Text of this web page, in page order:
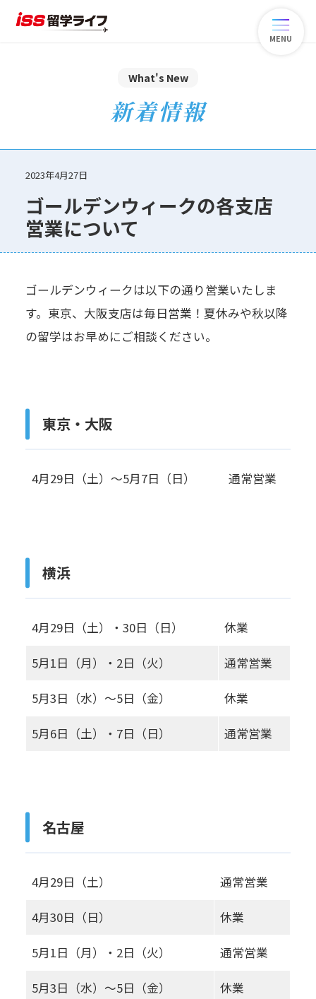
MENU
What's New
新着情報
2023年4月27日
ゴールデンウィークの各支店
営業について
ゴールデンウィークは以下の通り営業いたしま
す。東京、大阪支店は毎日営業！夏休みや秋以降
の留学はお早めにご相談ください。
東京・大阪
4月29日（土）～5月7日（日） 通常営業
横浜
4月29日（土）・30日（日） 休業
5月1日（月）・2日（火） 通常営業
5月3日（水）～5日（金） 休業
5月6日（土）・7日（日） 通常営業
名古屋
4月29日（土） 通常営業
4月30日（日） 休業
5月1日（月）・2日（火） 通常営業
5月3日（水）～5日（金） 休業